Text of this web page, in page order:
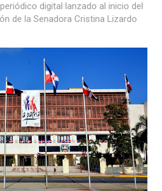
digital lanzado al inicio del
de la Senadora Cristina Lizardo